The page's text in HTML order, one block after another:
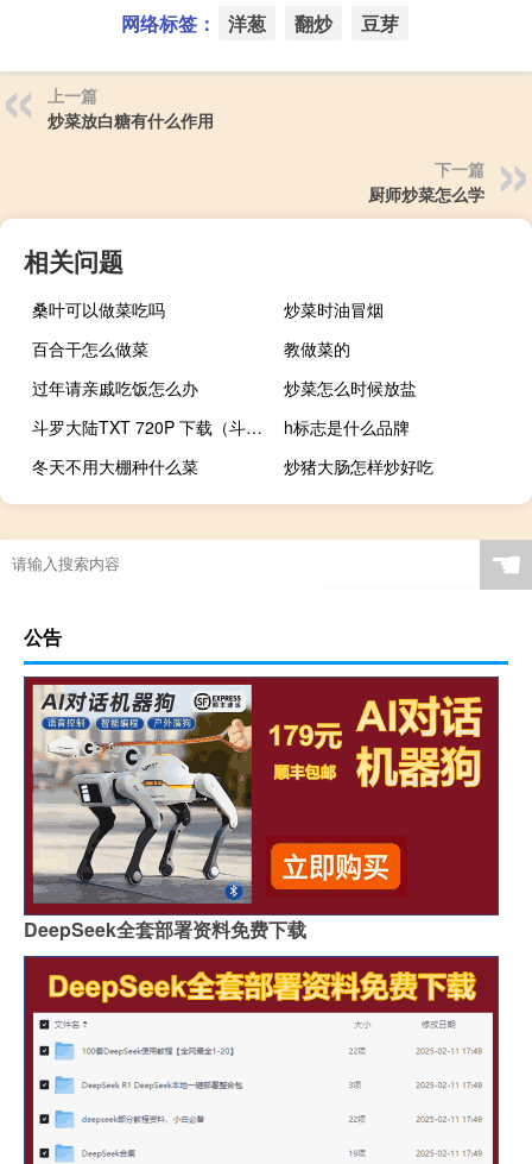
网络标签： 洋葱 翻炒 豆芽
上一篇
炒菜放白糖有什么作用
下一篇
厨师炒菜怎么学
相关问题
桑叶可以做菜吃吗
炒菜时油冒烟
百合干怎么做菜
教做菜的
过年请亲戚吃饭怎么办
炒菜怎么时候放盐
斗罗大陆TXT 720P 下载（斗罗大陆txt电子书mp4）
h标志是什么品牌
冬天不用大棚种什么菜
炒猪大肠怎样炒好吃
☚
公告
DeepSeek全套部署资料免费下载